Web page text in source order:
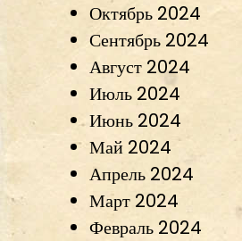
Октябрь 2024
Сентябрь 2024
Август 2024
Июль 2024
Июнь 2024
Май 2024
Апрель 2024
Март 2024
Февраль 2024